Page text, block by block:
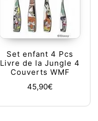
Set enfant 4 Pcs
Livre de la Jungle 4
Couverts WMF
45,90€